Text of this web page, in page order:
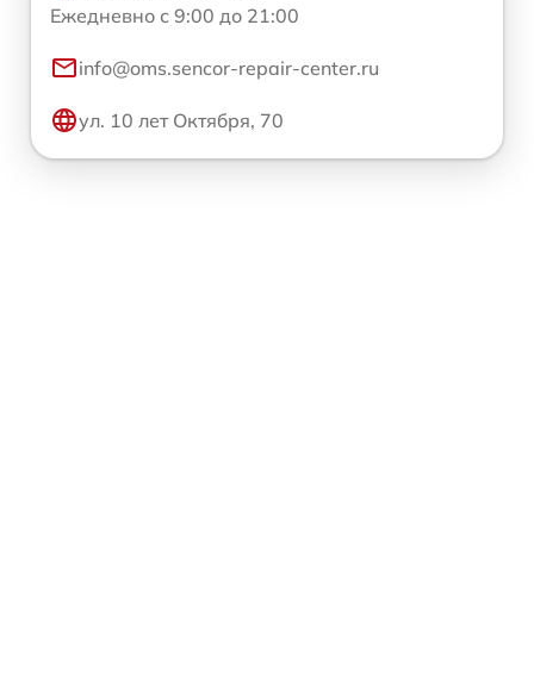
Ежедневно с 9:00 до 21:00
info@oms.sencor-repair-center.ru
ул. 10 лет Октября, 70